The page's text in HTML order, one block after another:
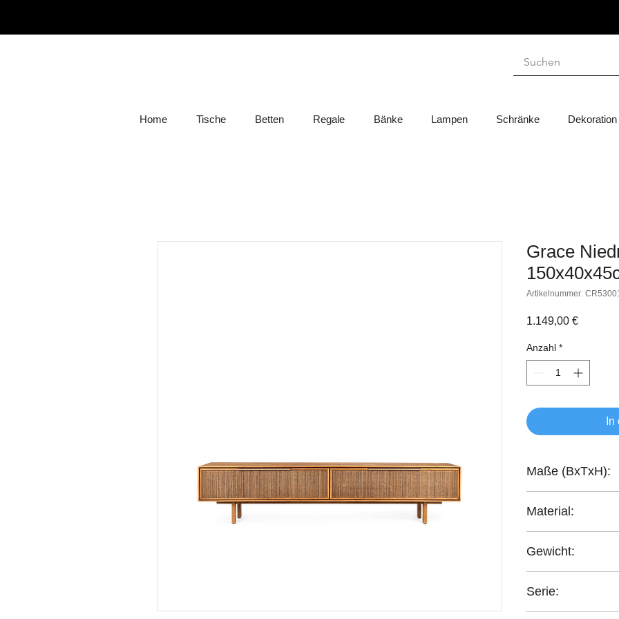
Home Tische Betten Regale Bänke Lampen Schränke Dekoration
Grace
Artikelnummer:
1.149,00 €Preis
Anzahl *
Maße (BxTxH):
Material:
Gewicht:
Serie: